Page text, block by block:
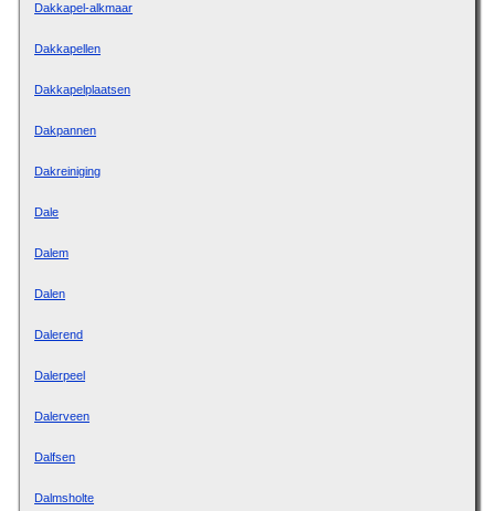
Dakkapel-alkmaar
Dakkapellen
Dakkapelplaatsen
Dakpannen
Dakreiniging
Dale
Dalem
Dalen
Dalerend
Dalerpeel
Dalerveen
Dalfsen
Dalmsholte